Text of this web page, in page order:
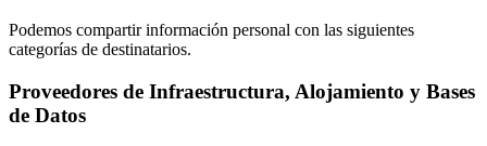
Podemos compartir información personal con las siguientes
categorías de destinatarios.
Proveedores de Infraestructura, Alojamiento y Bases
de Datos